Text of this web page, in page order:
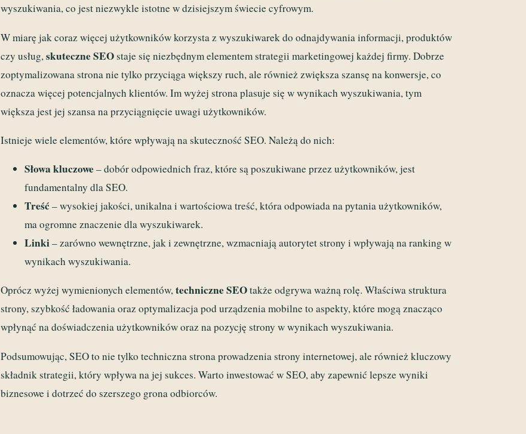
wyszukiwania, co jest niezwykle istotne w dzisiejszym świecie cyfrowym.
W miarę jak coraz więcej użytkowników korzysta z wyszukiwarek do odnajdywania informacji, produktów
czy usług, skuteczne SEOstaje się niezbędnym elementem strategii marketingowej każdej firmy. Dobrze
zoptymalizowana strona nie tylko przyciąga większy ruch, ale również zwiększa szansę na konwersje, co
oznacza więcej potencjalnych klientów. Im wyżej strona plasuje się w wynikach wyszukiwania, tym
większa jest jej szansa na przyciągnięcie uwagi użytkowników.
Istnieje wiele elementów, które wpływają na skuteczność SEO. Należą do nich:
Słowa kluczowe– dobór odpowiednich fraz, które są poszukiwane przez użytkowników, jest
fundamentalny dla SEO.
Treść– wysokiej jakości, unikalna i wartościowa treść, która odpowiada na pytania użytkowników,
ma ogromne znaczenie dla wyszukiwarek.
Linki– zarówno wewnętrzne, jak i zewnętrzne, wzmacniają autorytet strony i wpływają na ranking w
wynikach wyszukiwania.
Oprócz wyżej wymienionych elementów,techniczne SEOtakże odgrywa ważną rolę. Właściwa struktura
strony, szybkość ładowania oraz optymalizacja pod urządzenia mobilne to aspekty, które mogą znacząco
wpłynąć na doświadczenia użytkowników oraz na pozycję strony w wynikach wyszukiwania.
Podsumowując, SEO to nie tylko techniczna strona prowadzenia strony internetowej, ale również kluczowy
składnik strategii, który wpływa na jej sukces. Warto inwestować w SEO, aby zapewnić lepsze wyniki
biznesowe i dotrzeć do szerszego grona odbiorców.